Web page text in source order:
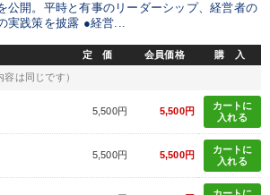
公開。平時と有事のリーダーシップ、経営者の
実践策を披露 ●経営...
定 価 会員価格 購 入
容は同じです）
5,500円 5,500円
カートに
入れる
5,500円 5,500円
カートに
入れる